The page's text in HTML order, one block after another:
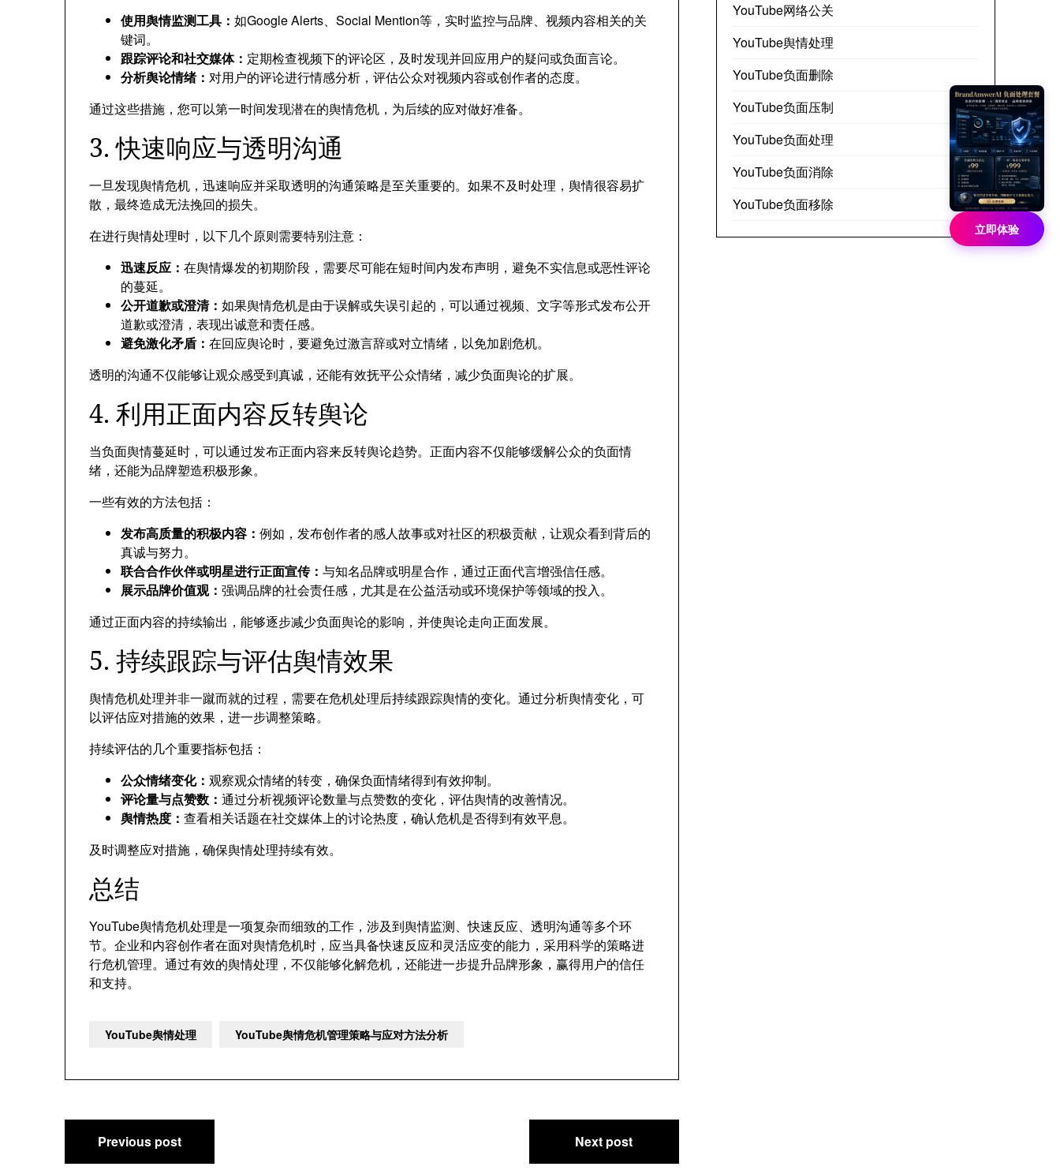
使用舆情监测工具 ： 如Google Alerts、 Social Mention等 ， 实时监控与品牌、 视频内容相关的关
键词。
跟踪评论和社交媒体： 定期检查视频下的评论区 ， 及时发现并回应用户的疑问或负面言论。
分析舆论情绪： 对用户的评论进行情感分析 ， 评估公众对视频内容或创作者的态度。
通过这些措施 ， 您可以第一时间发现潜在的舆情危机 ， 为后续的应对做好准备。
3.快速响应与透明沟通
一旦发现舆情危机 ， 迅速响应并采取透明的沟通策略是至关重要的。 如果不及时处理 ， 舆情很容易扩
散 ， 最终造成无法挽回的损失。
在进行舆情处理时 ， 以下几个原则需要特别注意 ：
迅速反应 ： 在舆情爆发的初期阶段 ， 需要尽可能在短时间内发布声明 ， 避免不实信息或恶性评论
的蔓延。
公开道歉或澄清： 如果舆情危机是由于误解或失误引起的 ， 可以通过视频、 文字等形式发布公开
道歉或澄清 ， 表现出诚意和责任感。
避免激化矛盾 ： 在回应舆论时 ， 要避免过激言辞或对立情绪 ， 以免加剧危机。
透明的沟通不仅能够让观众感受到真诚 ， 还能有效抚平公众情绪 ， 减少负面舆论的扩展。
4. 利用正面内容反转舆论
当负面舆情蔓延时 ， 可以通过发布正面内容来反转舆论趋势。 正面内容不仅能够缓解公众的负面情
绪 ， 还能为品牌塑造积极形象。
一些有效的方法包括 ：
发布高质量的积极内容 ： 例如 ， 发布创作者的感人故事或对社区的积极贡献 ， 让观众看到背后的
真诚与努力。
联合合作伙伴或明星进行正面宣传： 与知名品牌或明星合作 ， 通过正面代言增强信任感。
展示品牌价值观： 强调品牌的社会责任感 ， 尤其是在公益活动或环境保护等领域的投入。
通过正面内容的持续输出 ， 能够逐步减少负面舆论的影响 ， 并使舆论走向正面发展。
5. 持续跟踪与评估舆情效果
舆情危机处理并非一蹴而就的过程 ， 需要在危机处理后持续跟踪舆情的变化。 通过分析舆情变化 ， 可
以评估应对措施的效果 ， 进一步调整策略。
持续评估的几个重要指标包括 ：
公众情绪变化： 观察观众情绪的转变 ， 确保负面情绪得到有效抑制。
评论量与点赞数 ： 通过分析视频评论数量与点赞数的变化 ， 评估舆情的改善情况。
舆情热度 ： 查看相关话题在社交媒体上的讨论热度 ， 确认危机是否得到有效平息。
及时调整应对措施 ， 确保舆情处理持续有效。
总结
YouTube舆情危机处理是一项复杂而细致的工作 ， 涉及到舆情监测、快速反应、 透明沟通等多个环
节。 企业和内容创作者在面对舆情危机时 ， 应当具备快速反应和灵活应变的能力 ， 采用科学的策略进
行危机管理。 通过有效的舆情处理 ， 不仅能够化解危机 ， 还能进一步提升品牌形象 ， 赢得用户的信任
和支持。
YouTube舆情处理 YouTube舆情危机管理策略与应对方法分析
PostPrevious post Next post
YouTube网络公关
YouTube舆情处理
YouTube负面删除
YouTube负面压制
YouTube负面处理
YouTube负面消除
YouTube负面移除
立即体验